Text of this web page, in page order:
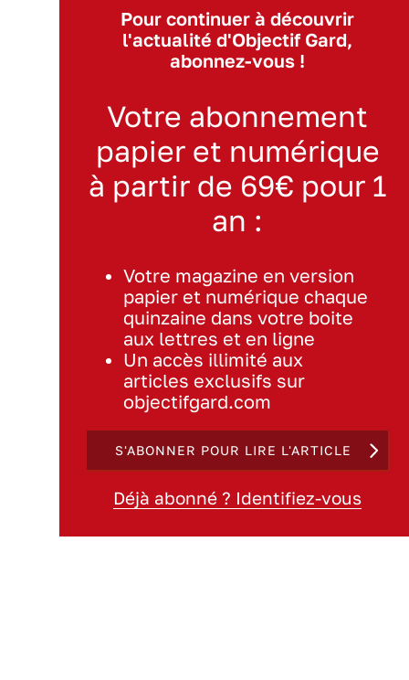
Pour continuer à découvrir
l'actualité d'Objectif Gard,
abonnez-vous !
Votre abonnement
papier et numérique
à partir de 69€ pour 1
an :
Votre magazine en version
papier et numérique chaque
quinzaine dans votre boite
aux lettres et en ligne
Un accès illimité aux
articles exclusifs sur
objectifgard.com
S'ABONNER POUR LIRE L'ARTICLE
Déjà abonné ? Identifiez-vous